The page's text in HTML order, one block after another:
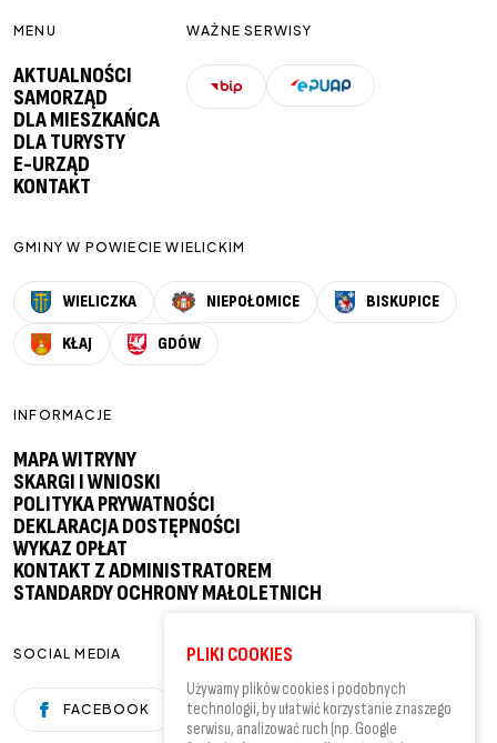
MENU
AKTUALNOŚCI
SAMORZĄD
DLA MIESZKAŃCA
DLA TURYSTY
E-URZĄD
KONTAKT
WAŻNE SERWISY
GMINY W POWIECIE WIELICKIM
WIELICZKA NIEPOŁOMICE
BISKUPICE
KŁAJ
GDÓW
INFORMACJE
MAPA WITRYNY
SKARGI I WNIOSKI
POLITYKA PRYWATNOŚCI
DEKLARACJA DOSTĘPNOŚCI
WYKAZ OPŁAT
KONTAKT Z ADMINISTRATOREM
STANDARDY OCHRONY MAŁOLETNICH
SOCIAL MEDIA
FACEBOOK YOUTUBE
PLIKI COOKIES
Używamy plików cookies i podobnych
technologii, by ułatwić korzystanie z naszego
serwisu, analizować ruch (np. Google